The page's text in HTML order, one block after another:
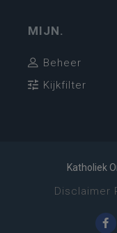
MIJN.
Beheer
Kijkfilter
Katholiek
Disclaimer